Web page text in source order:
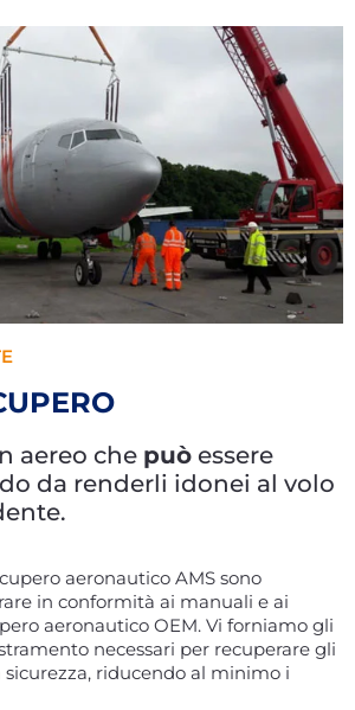
aereo che può essere
da renderli idonei al volo
aeronautico AMS sono
in conformità ai manuali e ai
aeronautico OEM. Vi forniamo gli
necessari per recuperare gli
riducendo al minimo i